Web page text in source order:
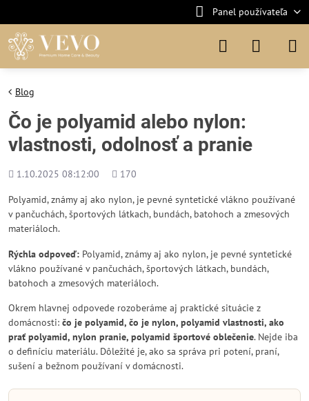
Panel používateľa
Blog
Čo je polyamid alebo nylon:
vlastnosti, odolnosť a pranie
Pridané
1.10.2025 08:12:00
Počet
170
Polyamid, známy aj ako nylon, je pevné syntetické vlákno používané
v pančuchách, športových látkach, bundách, batohoch a zmesových
materiáloch.
Rýchla odpoveď: Polyamid, známy aj ako nylon, je pevné syntetické
vlákno používané v pančuchách, športových látkach, bundách,
batohoch a zmesových materiáloch.
Okrem hlavnej odpovede rozoberáme aj praktické situácie z
domácnosti: čo je polyamid, čo je nylon, polyamid vlastnosti, ako
prať polyamid, nylon pranie, polyamid športové oblečenie. Nejde iba
o definíciu materiálu. Dôležité je, ako sa správa pri potení, praní,
sušení a bežnom používaní v domácnosti.